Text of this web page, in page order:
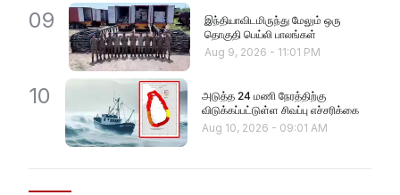
09
இந்தியாவிடமிருந்து மேலும் ஒரு
தொகுதி பெய்லி பாலங்கள்
Aug 9, 2026 - 11:01 PM
10
அடுத்த 24 மணி நேரத்திற்கு
விடுக்கப்பட்டுள்ள சிவப்பு எச்சரிக்கை
Aug 10, 2026 - 09:01 AM